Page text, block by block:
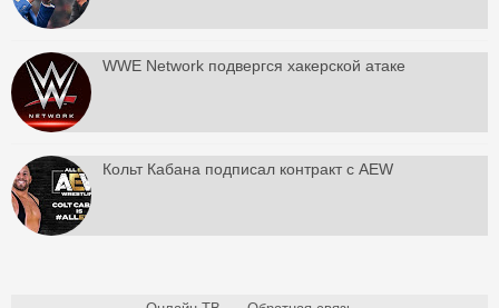
WWE Network подвергся хакерской атаке
Кольт Кабана подписал контракт с AEW